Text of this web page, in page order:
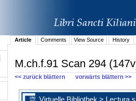
Article Comments View Source History
M.ch.f.91 Scan 294
<< zurück blättern vorwärts blättern >>